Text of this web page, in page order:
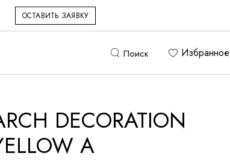
ОСТАВИТЬ ЗАЯВКУ
Поиск Избранное
DECORATION
A